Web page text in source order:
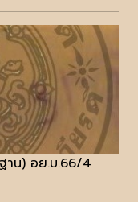
น) อย.บ.66/4